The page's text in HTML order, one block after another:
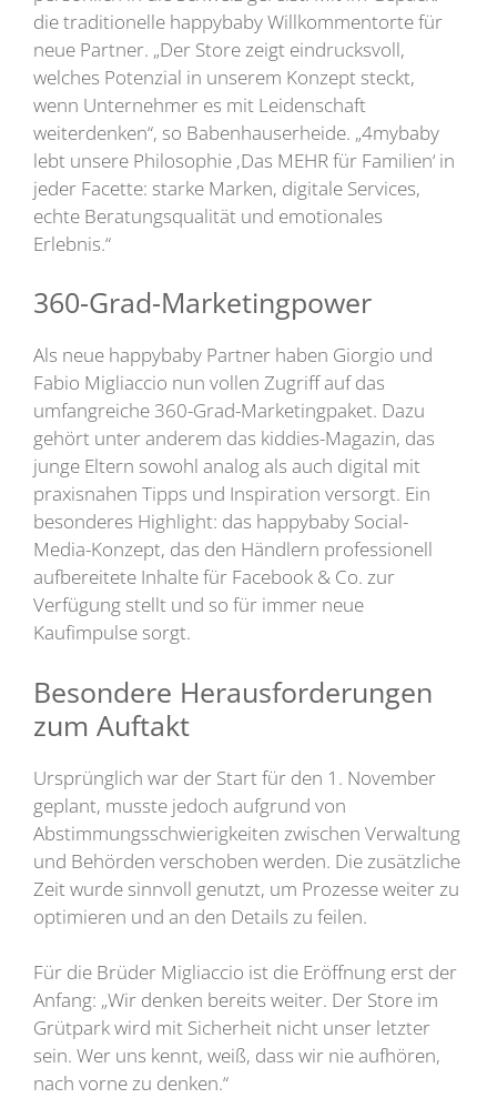
die traditionelle happybaby Willkommentorte für
neue Partner. „Der Store zeigt eindrucksvoll,
welches Potenzial in unserem Konzept steckt,
wenn Unternehmer es mit Leidenschaft
weiterdenken“, so Babenhauserheide. „4mybaby
lebt unsere Philosophie ‚Das MEHR für Familien‘ in
jeder Facette: starke Marken, digitale Services,
echte Beratungsqualität und emotionales
Erlebnis.“
360-Grad-Marketingpower
Als neue happybaby Partner haben Giorgio und
Fabio Migliaccio nun vollen Zugriff auf das
umfangreiche 360-Grad-Marketingpaket. Dazu
gehört unter anderem das kiddies-Magazin, das
junge Eltern sowohl analog als auch digital mit
praxisnahen Tipps und Inspiration versorgt. Ein
besonderes Highlight: das happybaby Social-
Media-Konzept, das den Händlern professionell
aufbereitete Inhalte für Facebook & Co. zur
Verfügung stellt und so für immer neue
Kaufimpulse sorgt.
Besondere Herausforderungen
zum Auftakt
Ursprünglich war der Start für den 1. November
geplant, musste jedoch aufgrund von
Abstimmungsschwierigkeiten zwischen Verwaltung
und Behörden verschoben werden. Die zusätzliche
Zeit wurde sinnvoll genutzt, um Prozesse weiter zu
optimieren und an den Details zu feilen.
Für die Brüder Migliaccio ist die Eröffnung erst der
Anfang: „Wir denken bereits weiter. Der Store im
Grütpark wird mit Sicherheit nicht unser letzter
sein. Wer uns kennt, weiß, dass wir nie aufhören,
nach vorne zu denken.“